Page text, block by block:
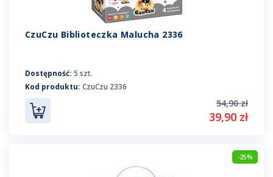
CzuCzu Biblioteczka Malucha 2336
Dostępność: 5 szt.
Kod produktu: CzuCzu 2336
54,90 zł
39,90 zł
-25%